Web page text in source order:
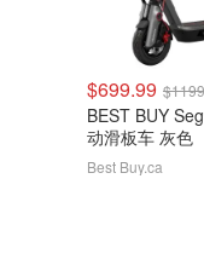
$699.99
BEST BUY
动滑板车 灰色
Best Buy.ca